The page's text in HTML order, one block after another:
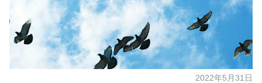
2022年5月31日